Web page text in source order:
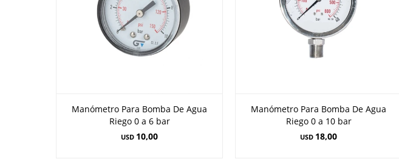
Manómetro Para Bomba De Agua
Riego 0 a 6 bar
USD 10,00
Manómetro Para Bomba De Agua
Riego 0 a 10 bar
USD 18,00